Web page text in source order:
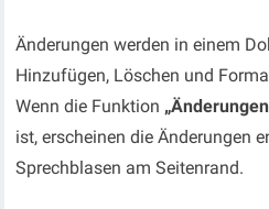
Änderungen werden in einem
Hinzufügen, Löschen und
Wenn die Funktion
ist, erscheinen die Änderungen
Sprechblasen am Seitenrand.